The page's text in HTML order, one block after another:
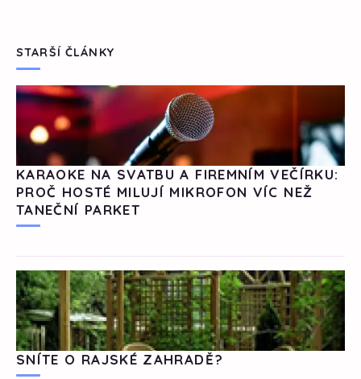
STARŠÍ ČLÁNKY
KARAOKE NA SVATBU A FIREMNÍM VEČÍRKU:
PROČ HOSTÉ MILUJÍ MIKROFON VÍC NEŽ
TANEČNÍ PARKET
SNÍTE O RAJSKÉ ZAHRADĚ?